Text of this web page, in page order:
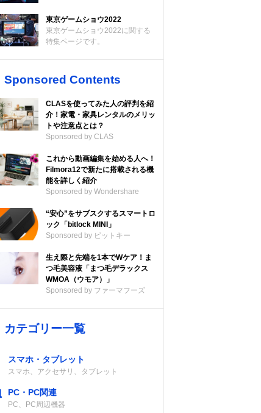
ポケット 開閉
外側2 ファスナー式
なし ファスナー式
東京ゲームショウ2022
東京ゲームショウ2022に関する
特集ページです。
Sponsored Contents
CLASを使ってみた人の評判を紹
介！家電・家具レンタルのメリッ
トや注意点とは？
Sponsored by CLAS
これから動画編集を始める人へ！
Filmora12で新たに搭載される機
能を詳しく紹介
Sponsored by Wondershare
“安心”をサブスクするスマートロ
ック「bitlock MINI」
Sponsored by ビットキー
生え際と先端を1本でWケア！ま
つ毛美容液「まつ毛デラックス
WMOA（ウモア）」
Sponsored by ファーマフーズ
カテゴリー一覧
スマホ・タブレット
スマホ、アクセサリ、タブレット
PC・PC関連
PC、PC周辺機器